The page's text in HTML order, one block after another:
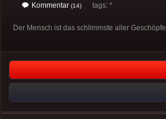
Kommentar (14) tags: *
Der Mensch ist das schlimmste aller Geschöpfe